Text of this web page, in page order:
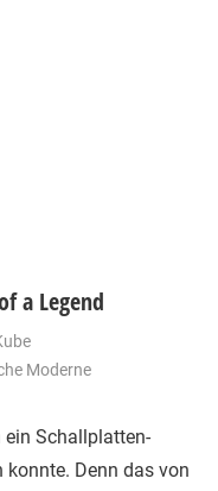
a Legend
Moderne
ein Schallplatten-
konnte. Denn das von